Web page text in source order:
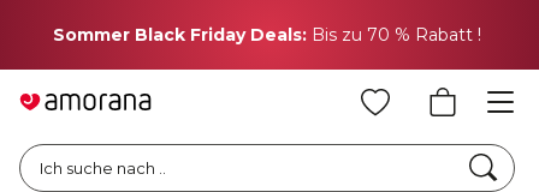
Sommer Black Friday Deals: Bis zu 70 % Rabatt !
Ich suche nach ..